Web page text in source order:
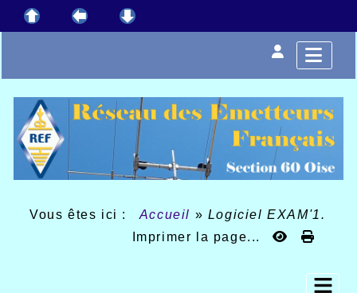
Vous êtes ici : Accueil » Logiciel EXAM'1.
Imprimer la page...